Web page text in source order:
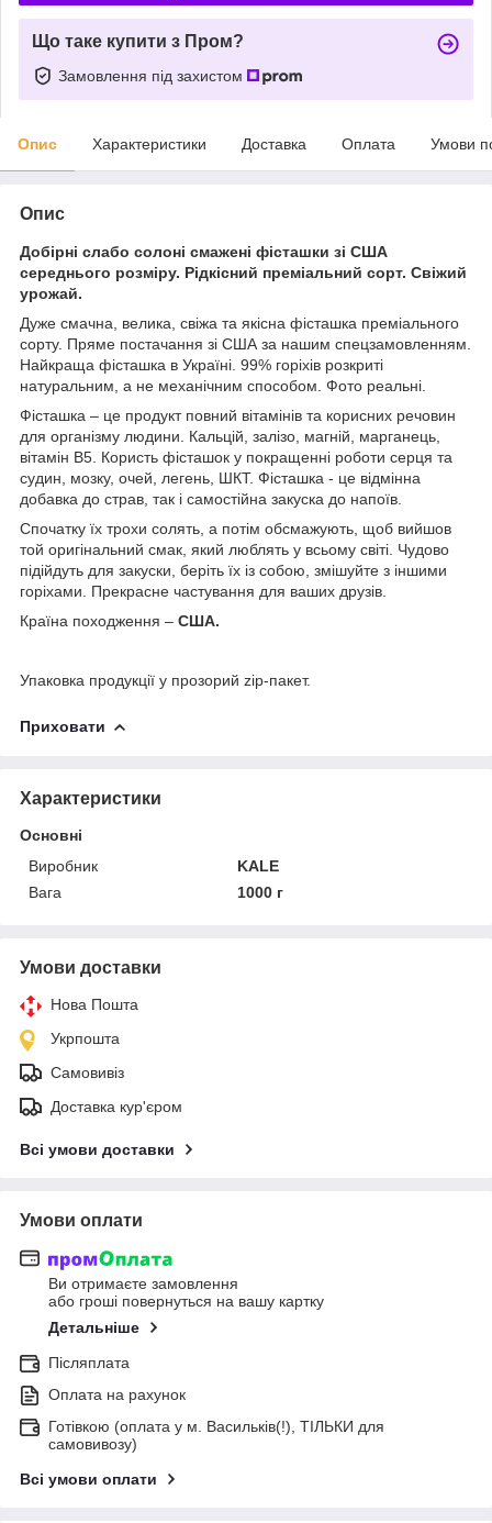
Що таке купити з Пром?
Замовлення під захистом
Опис Характеристики Доставка Оплата Умови
Опис
Добірні слабо солоні смажені фісташки зі США
середнього розміру. Рідкісний преміальний сорт. Свіжий
урожай.
Дуже смачна, велика, свіжа та якісна фісташка преміального
сорту. Пряме постачання зі США за нашим спецзамовленням.
Найкраща фісташка в Україні. 99% горіхів розкриті
натуральним, а не механічним способом. Фото реальні.
Фісташка – це продукт повний вітамінів та корисних речовин
для організму людини. Кальцій, залізо, магній, марганець,
вітамін B5. Користь фісташок у покращенні роботи серця та
судин, мозку, очей, легень, ШКТ. Фісташка - це відмінна
добавка до страв, так і самостійна закуска до напоїв.
Спочатку їх трохи солять, а потім обсмажують, щоб вийшов
той оригінальний смак, який люблять у всьому світі. Чудово
підійдуть для закуски, беріть їх із собою, змішуйте з іншими
горіхами. Прекрасне частування для ваших друзів.
Країна походження – США.
Упаковка продукції у прозорий zip-пакет.
Приховати
Характеристики
Основні
Виробник
KALE
Вага
1000 г
Умови доставки
Нова Пошта
Укрпошта
Самовивіз
Доставка кур'єром
Всі умови доставки
Умови оплати
Ви отримаєте замовлення
або гроші повернуться на вашу картку
Детальніше
Післяплата
Оплата на рахунок
Готівкою (оплата у м. Васильків(!), ТІЛЬКИ для
самовивозу)
Всі умови оплати